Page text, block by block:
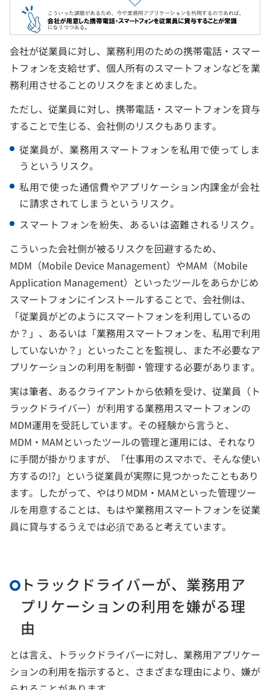
会社が従業員に対し、業務利用のための携帯電話・スマー
トフォンを支給せず、個人所有のスマートフォンなどを業
務利用させることのリスクをまとめました。
ただし、従業員に対し、携帯電話・スマートフォンを貸与
することで生じる、会社側のリスクもあります。
従業員が、業務用スマートフォンを私用で使ってしま
うというリスク。
私用で使った通信費やアプリケーション内課金が会社
に請求されてしまうというリスク。
スマートフォンを紛失、あるいは盗難されるリスク。
こういった会社側が被るリスクを回避するため、
MDM（Mobile Device Management）やMAM（Mobile
Application Management）といったツールをあらかじめ
スマートフォンにインストールすることで、会社側は、
「従業員がどのようにスマートフォンを利用しているの
か？」、あるいは「業務用スマートフォンを、私用で利用
していないか？」といったことを監視し、また不必要なア
プリケーションの利用を制御・管理する必要があります。
実は筆者、あるクライアントから依頼を受け、従業員（ト
ラックドライバー）が利用する業務用スマートフォンの
MDM運用を受託しています。その経験から言うと、
MDM・MAMといったツールの管理と運用には、それなり
に手間が掛かりますが、「仕事用のスマホで、そんな使い
方するの!?」という従業員が実際に見つかったこともあり
ます。したがって、やはりMDM・MAMといった管理ツー
ルを用意することは、もはや業務用スマートフォンを従業
員に貸与するうえでは必須であると考えています。
トラックドライバーが、業務用ア
プリケーションの利用を嫌がる理
由
とは言え、トラックドライバーに対し、業務用アプリケー
ションの利用を指示すると、さまざまな理由により、嫌が